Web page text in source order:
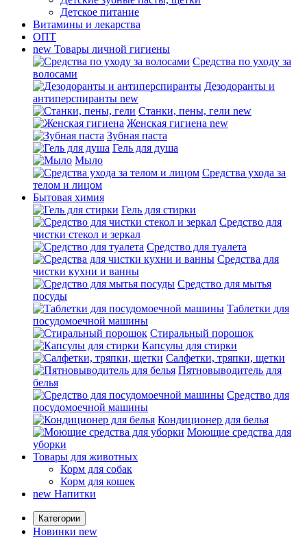
Детское питание
Витамины и лекарства
ОПТ
new Товары личной гигиены
Средства по уходу за
волосами
Дезодоранты и
антиперспиранты new
Станки, пены, гели new
Женская гигиена new
Зубная паста
Гель для душа
Мыло
Средства ухода за
телом и лицом
Бытовая химия
Гель для стирки
Средство для
чистки стекол и зеркал
Средство для туалета
Средства для
чистки кухни и ванны
Средство для мытья
посуды
Таблетки для
посудомоечной машины
Стиральный порошок
Капсулы для стирки
Салфетки, тряпки, щетки
Пятновыводитель для
белья
Средство для
посудомоечной машины
Кондиционер для белья
Моющие средства для
уборки
Товары для животных
Корм для собак
Корм для кошек
new Напитки
Категории
Новинки new